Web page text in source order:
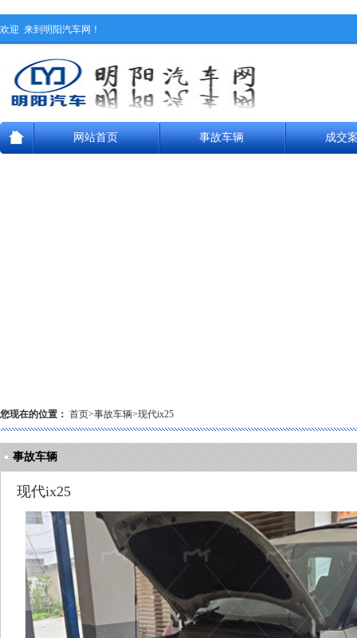
欢迎 来到明阳汽车网！
网站首页 事故车辆 成交
您现在的位置： 首页>事故车辆>现代ix25
事故车辆
现代ix25